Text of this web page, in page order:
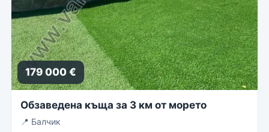
179 000 €
Обзаведена къща за 3 км от морето
📍 Балчик